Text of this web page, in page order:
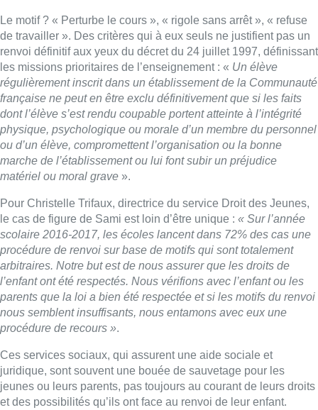
Le motif ? « Perturbe le cours », « rigole sans arrêt », « refuse
de travailler ». Des critères qui à eux seuls ne justifient pas un
renvoi définitif aux yeux du décret du 24 juillet 1997, définissant
les missions prioritaires de l’enseignement : « Un élève
régulièrement inscrit dans un établissement de la Communauté
française ne peut en être exclu définitivement que si les faits
dont l’élève s’est rendu coupable portent atteinte à l’intégrité
physique, psychologique ou morale d’un membre du personnel
ou d’un élève, compromettent l’organisation ou la bonne
marche de l’établissement ou lui font subir un préjudice
matériel ou moral grave ».
Pour Christelle Trifaux, directrice du service Droit des Jeunes,
le cas de figure de Sami est loin d’être unique : « Sur l’année
scolaire 2016-2017, les écoles lancent dans 72% des cas une
procédure de renvoi sur base de motifs qui sont totalement
arbitraires. Notre but est de nous assurer que les droits de
l’enfant ont été respectés. Nous vérifions avec l’enfant ou les
parents que la loi a bien été respectée et si les motifs du renvoi
nous semblent insuffisants, nous entamons avec eux une
procédure de recours ».
Ces services sociaux, qui assurent une aide sociale et
juridique, sont souvent une bouée de sauvetage pour les
jeunes ou leurs parents, pas toujours au courant de leurs droits
et des possibilités qu’ils ont face au renvoi de leur enfant.